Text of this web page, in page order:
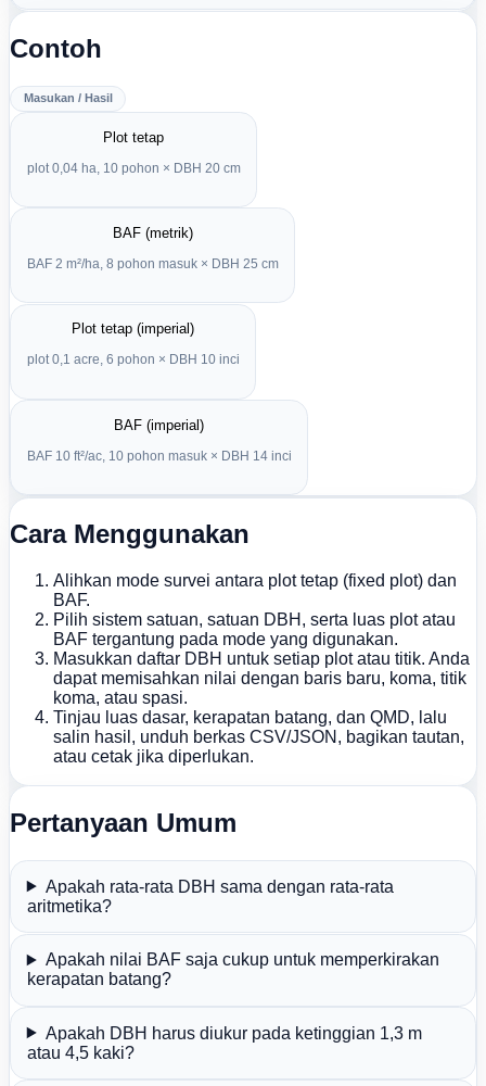
Contoh
Masukan / Hasil
Plot tetap
plot 0,04 ha, 10 pohon × DBH 20 cm
BAF (metrik)
BAF 2 m²/ha, 8 pohon masuk × DBH 25 cm
Plot tetap (imperial)
plot 0,1 acre, 6 pohon × DBH 10 inci
BAF (imperial)
BAF 10 ft²/ac, 10 pohon masuk × DBH 14 inci
Cara Menggunakan
Alihkan mode survei antara plot tetap (fixed plot) dan
BAF.
Pilih sistem satuan, satuan DBH, serta luas plot atau
BAF tergantung pada mode yang digunakan.
Masukkan daftar DBH untuk setiap plot atau titik. Anda
dapat memisahkan nilai dengan baris baru, koma, titik
koma, atau spasi.
Tinjau luas dasar, kerapatan batang, dan QMD, lalu
salin hasil, unduh berkas CSV/JSON, bagikan tautan,
atau cetak jika diperlukan.
Pertanyaan Umum
Apakah rata-rata DBH sama dengan rata-rata
aritmetika?
Apakah nilai BAF saja cukup untuk memperkirakan
kerapatan batang?
Apakah DBH harus diukur pada ketinggian 1,3 m
atau 4,5 kaki?